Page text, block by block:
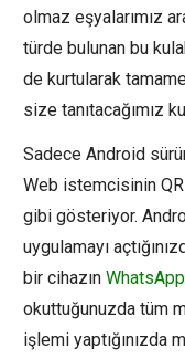
olmaz eşyalarımız
türde bulunan bu
de kurtularak
size tanıtacağımız
Sadece Android
Web istemcisinin
gibi gösteriyor.
uygulamayı
bir cihazın WhatsApp
okuttuğunuzda tüm
işlemi yaptığınızda